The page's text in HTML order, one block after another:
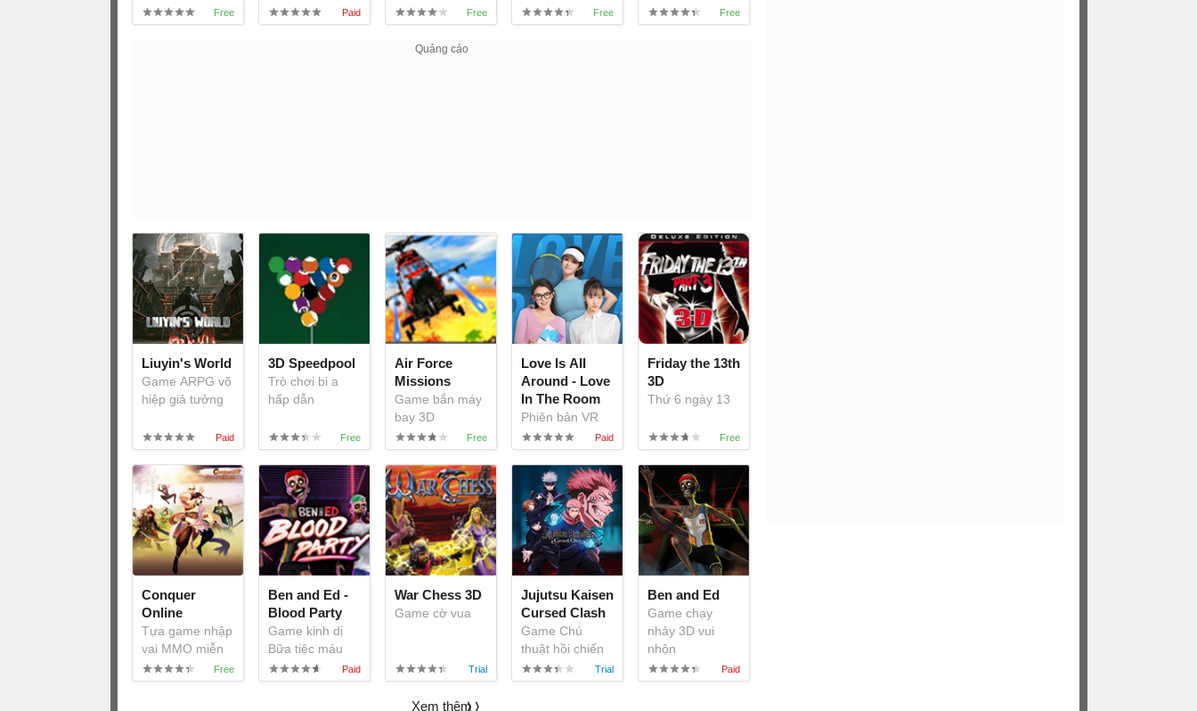
trên Tam giác
quỷ Bermuda
miễn phí
Liuyin's World
Game ARPG võ
hiệp giả tưởng
3D Speedpool
Trò chơi bi a
hấp dẫn
Air Force
Missions
Game bắn máy
bay 3D
Love Is All
Around - Love
In The Room
Phiên bản VR
8K mới của
Love Is All
Around
Friday the 13th
3D
Thứ 6 ngày 13
Conquer
Online
Tựa game nhập
vai MMO miễn
phí
Ben and Ed -
Blood Party
Game kinh dị
Bữa tiệc máu
War Chess 3D
Game cờ vua
Jujutsu Kaisen
Cursed Clash
Game Chú
thuật hồi chiến
đối kháng 2v2
Ben and Ed
Game chạy
nhảy 3D vui
nhộn
Xem thêm